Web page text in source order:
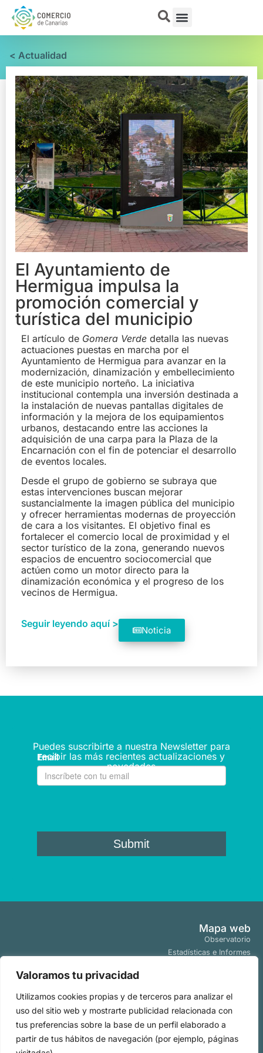
Valoramos tu privacidad
Utilizamos cookies propias y de terceros para analizar el
uso del sitio web y mostrarte publicidad relacionada con
tus preferencias sobre la base de un perfil elaborado a
partir de tus hábitos de navegación (por ejemplo, páginas
< Actualidad
El Ayuntamiento de
Hermigua impulsa la
promoción comercial y
turística del municipio
El artículo de Gomera Verde detalla las nuevas
actuaciones puestas en marcha por el
Ayuntamiento de Hermigua para avanzar en la
modernización, dinamización y embellecimiento
de este municipio norteño. La iniciativa
institucional contempla una inversión destinada a
la instalación de nuevas pantallas digitales de
información y la mejora de los equipamientos
urbanos, destacando entre las acciones la
adquisición de una carpa para la Plaza de la
Encarnación con el fin de potenciar el desarrollo
de eventos locales.
Desde el grupo de gobierno se subraya que
estas intervenciones buscan mejorar
sustancialmente la imagen pública del municipio
y ofrecer herramientas modernas de proyección
de cara a los visitantes. El objetivo final es
fortalecer el comercio local de proximidad y el
sector turístico de la zona, generando nuevos
espacios de encuentro sociocomercial que
actúen como un motor directo para la
dinamización económica y el progreso de los
vecinos de Hermigua.
Seguir leyendo aquí >
Noticia
Puedes suscribirte a nuestra Newsletter para
recibir las más recientes actualizaciones y
novedades
Mapa web
Observatorio
Estadísticas e Informes
Tendencias
Políticas
Aviso Legal